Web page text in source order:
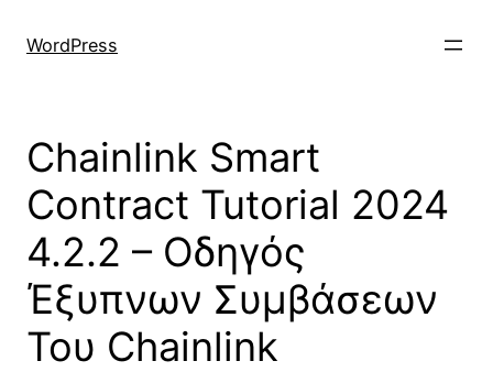
WordPress
Chainlink Smart
Contract Tutorial 2024
4.2.2 – Οδηγός
Έξυπνων Συμβάσεων
Του Chainlink